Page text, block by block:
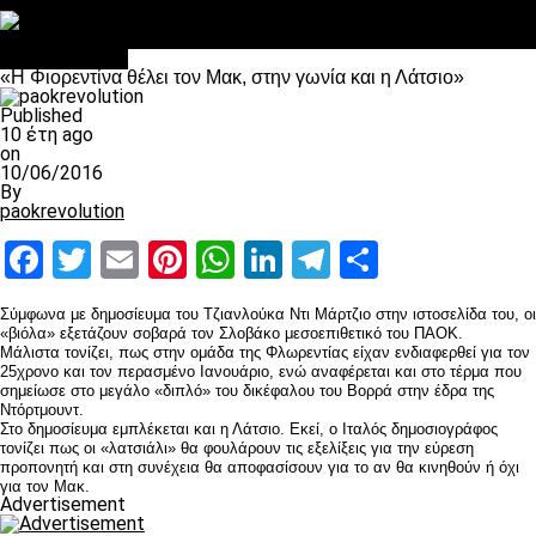
«Η Φιορεντίνα θέλει τον Μακ, στην γωνία και η Λάτσιο»
Published
10 έτη ago
on
10/06/2016
By
paokrevolution
Facebook
Twitter
EmailPinterest
WhatsApp
LinkedIn
Telegram
Σύμφωνα με δημοσίευμα του Τζιανλούκα Ντι Μάρτζιο στην ιστοσελίδα του, οι
«βιόλα» εξετάζουν σοβαρά τον Σλοβάκο μεσοεπιθετικό του ΠΑΟΚ.
Μάλιστα τονίζει, πως στην ομάδα της Φλωρεντίας είχαν ενδιαφερθεί για τον
25χρονο και τον περασμένο Ιανουάριο, ενώ αναφέρεται και στο τέρμα που
σημείωσε στο μεγάλο «διπλό» του δικέφαλου του Βορρά στην έδρα της
Ντόρτμουντ.
Στο δημοσίευμα εμπλέκεται και η Λάτσιο. Εκεί, ο Ιταλός δημοσιογράφος
τονίζει πως οι «λατσιάλι» θα φουλάρουν τις εξελίξεις για την εύρεση
προπονητή και στη συνέχεια θα αποφασίσουν για το αν θα κινηθούν ή όχι
για τον Μακ.
Advertisement